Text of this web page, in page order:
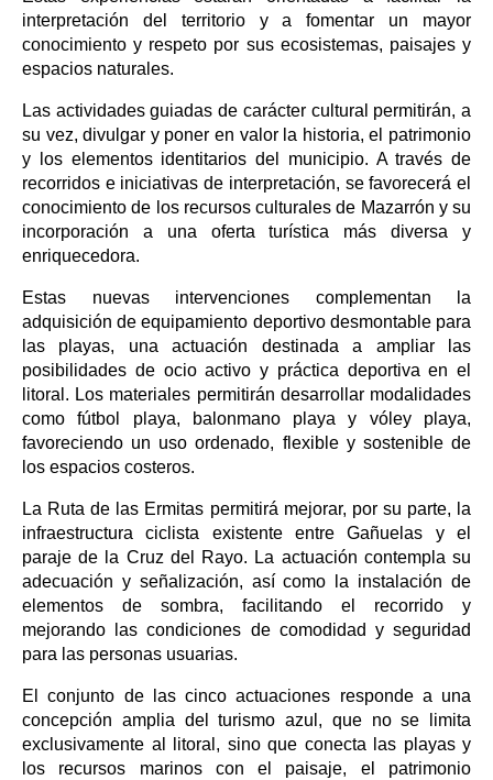
interpretación del territorio y a fomentar un mayor
conocimiento y respeto por sus ecosistemas, paisajes y
espacios naturales.
Las actividades guiadas de carácter cultural permitirán, a
su vez, divulgar y poner en valor la historia, el patrimonio
y los elementos identitarios del municipio. A través de
recorridos e iniciativas de interpretación, se favorecerá el
conocimiento de los recursos culturales de Mazarrón y su
incorporación a una oferta turística más diversa y
enriquecedora.
Estas nuevas intervenciones complementan la
adquisición de equipamiento deportivo desmontable para
las playas, una actuación destinada a ampliar las
posibilidades de ocio activo y práctica deportiva en el
litoral. Los materiales permitirán desarrollar modalidades
como fútbol playa, balonmano playa y vóley playa,
favoreciendo un uso ordenado, flexible y sostenible de
los espacios costeros.
La Ruta de las Ermitas permitirá mejorar, por su parte, la
infraestructura ciclista existente entre Gañuelas y el
paraje de la Cruz del Rayo. La actuación contempla su
adecuación y señalización, así como la instalación de
elementos de sombra, facilitando el recorrido y
mejorando las condiciones de comodidad y seguridad
para las personas usuarias.
El conjunto de las cinco actuaciones responde a una
concepción amplia del turismo azul, que no se limita
exclusivamente al litoral, sino que conecta las playas y
los recursos marinos con el paisaje, el patrimonio